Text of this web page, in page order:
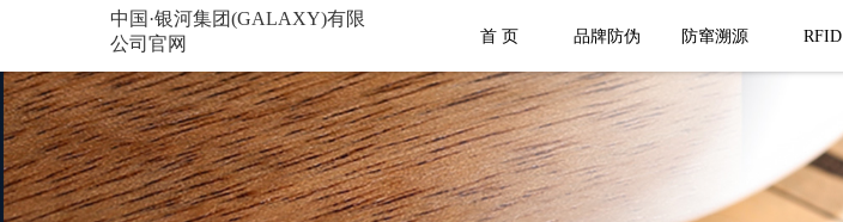
中国·银河集团(GALAXY)有限
公司官网
首 页
品牌防伪 防窜溯源 RFID